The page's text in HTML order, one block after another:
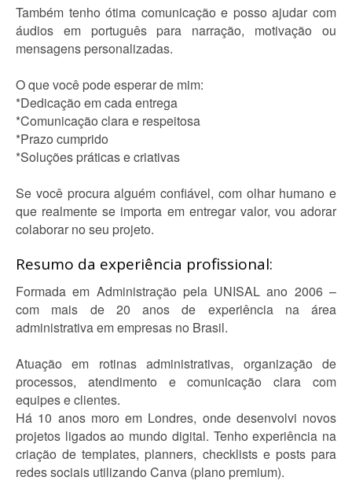
Também tenho ótima comunicação e posso ajudar com
áudios em português para narração, motivação ou
mensagens personalizadas.
O que você pode esperar de mim:
*Dedicação em cada entrega
*Comunicação clara e respeitosa
*Prazo cumprido
*Soluções práticas e criativas
Se você procura alguém confiável, com olhar humano e
que realmente se importa em entregar valor, vou adorar
colaborar no seu projeto.
Resumo da experiência profissional:
Formada em Administração pela UNISAL ano 2006 –
com mais de 20 anos de experiência na área
administrativa em empresas no Brasil.
Atuação em rotinas administrativas, organização de
processos, atendimento e comunicação clara com
equipes e clientes.
Há 10 anos moro em Londres, onde desenvolvi novos
projetos ligados ao mundo digital. Tenho experiência na
criação de templates, planners, checklists e posts para
redes sociais utilizando Canva (plano premium).